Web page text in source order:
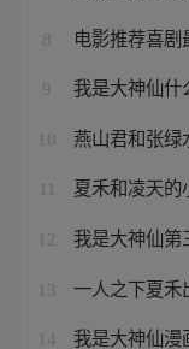
8 电影推荐喜剧
9 我是大神仙什
10 燕山君和张绿
夏禾和凌天的
12 我是大神仙第
13 一人之下夏禾
14 我是大神仙漫